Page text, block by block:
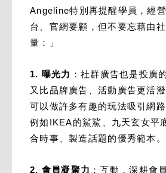
Angeline特別再提醒學員，經
台、官網要顧，但不要忘藉由
量：」
1. 曝光力 ：社群廣告也是投廣
又比品牌廣告、活動廣告更活
可以做許多有趣的玩法吸引網路
例如IKEA的鯊鯊、九天玄女平
合時事、製造話題的優秀範本。
2. 會員凝聚力 ：互動，深耕會